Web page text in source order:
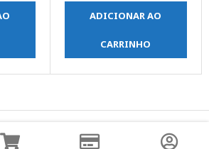
ADICIONAR AO
CARRINHO
Ferramentas - Todos os Direitos
por UNO Studio Digital.